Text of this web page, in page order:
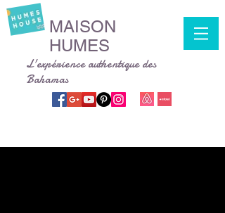
MAISON
HUMES
L'expérience authentique des
Bahamas